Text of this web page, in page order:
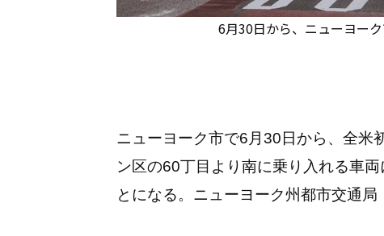
6月30日から、ニューヨー
ニューヨーク市で6月30日から、全米
ン区の60丁目より南に乗り入れる車両
とになる。ニューヨーク州都市交通局